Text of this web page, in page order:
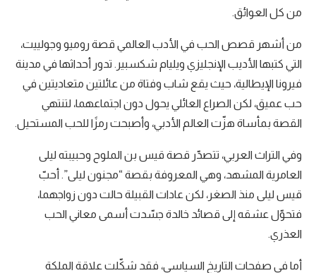
من كل العوائق.
من أشهر قصص الحب في الأدب العالمي قصة روميو وجولييت،
التي كتبها الأديب الإنجليزي ويليام شكسبير. تدور أحداثها في مدينة
فيرونا الإيطالية، حيث يقع شاب وفتاة من عائلتين متعاديتين في
حب عميق، لكن الصراع العائلي يحول دون اجتماعهما، لتنتهي
القصة بمأساة هزّت العالم الأدبي، وأصبحت رمزًا للحب المستحيل.
وفي التراث العربي، تتصدّر قصة قيس بن الملوح وحبيبته ليلى
العامرية المشهد، وهي المعروفة بقصة “مجنون ليلى”. أحبّ
قيس ليلى منذ الصغر، لكن عادات القبيلة حالت دون زواجهما،
فتحوّل عشقه إلى قصائد خالدة جسّدت أسمى معاني الحب
العذري.
أما في صفحات التاريخ السياسي، فقد شكّلت علاقة الملكة